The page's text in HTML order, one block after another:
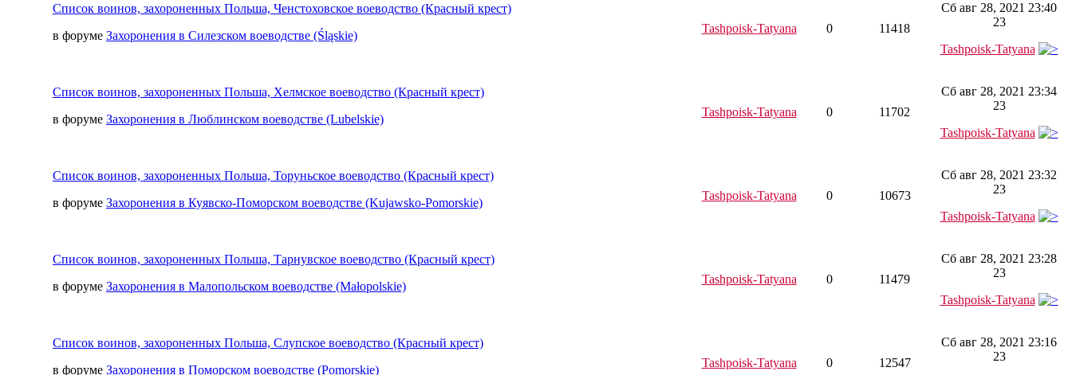
Список воинов, захороненных Польша, Ченстоховское воеводство (Красный крест)
в форуме Захоронения в Силезском воеводстве (Śląskie)
Tashpoisk-Tatyana 0 11418
Сб авг 28, 2021 23:40
23
Tashpoisk-Tatyana
Список воинов, захороненных Польша, Хелмское воеводство (Красный крест)
в форуме Захоронения в Люблинском воеводстве (Lubelskie)
Tashpoisk-Tatyana 0 11702
Сб авг 28, 2021 23:34
23
Tashpoisk-Tatyana
Список воинов, захороненных Польша, Торуньское воеводство (Красный крест)
в форуме Захоронения в Куявско-Поморском воеводстве (Kujawsko-Pomorskie)
Tashpoisk-Tatyana 0 10673
Сб авг 28, 2021 23:32
23
Tashpoisk-Tatyana
Список воинов, захороненных Польша, Тарнувское воеводство (Красный крест)
в форуме Захоронения в Малопольском воеводстве (Małopolskie)
Tashpoisk-Tatyana 0 11479
Сб авг 28, 2021 23:28
23
Tashpoisk-Tatyana
Список воинов, захороненных Польша, Слупское воеводство (Красный крест)
в форуме Захоронения в Поморском воеводстве (Pomorskie)
Tashpoisk-Tatyana 0 12547
Сб авг 28, 2021 23:16
23